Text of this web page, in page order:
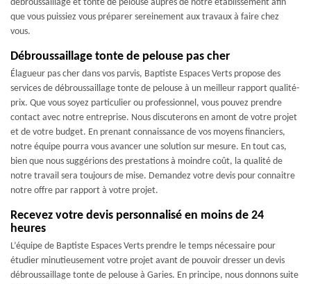
débroussaillage et tonte de pelouse auprès de notre établissement afin
que vous puissiez vous préparer sereinement aux travaux à faire chez
vous.
Débroussaillage tonte de pelouse pas cher
Élagueur pas cher dans vos parvis, Baptiste Espaces Verts propose des
services de débroussaillage tonte de pelouse à un meilleur rapport qualité-
prix. Que vous soyez particulier ou professionnel, vous pouvez prendre
contact avec notre entreprise. Nous discuterons en amont de votre projet
et de votre budget. En prenant connaissance de vos moyens financiers,
notre équipe pourra vous avancer une solution sur mesure. En tout cas,
bien que nous suggérions des prestations à moindre coût, la qualité de
notre travail sera toujours de mise. Demandez votre devis pour connaitre
notre offre par rapport à votre projet.
Recevez votre devis personnalisé en moins de 24
heures
L’équipe de Baptiste Espaces Verts prendre le temps nécessaire pour
étudier minutieusement votre projet avant de pouvoir dresser un devis
débroussaillage tonte de pelouse à Garies. En principe, nous donnons suite